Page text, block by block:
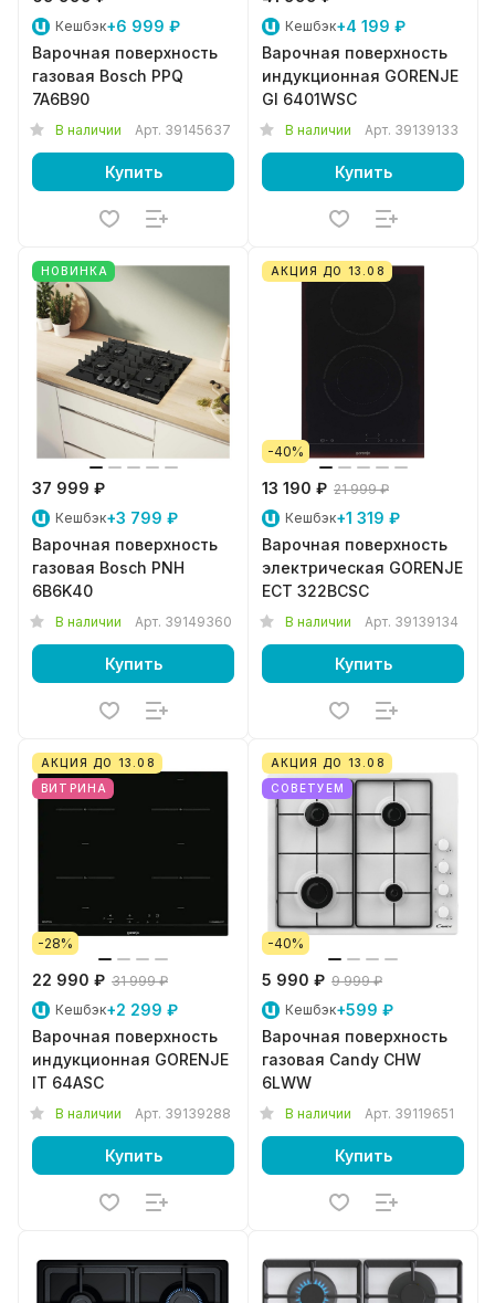
Кешбэк+6 999 ₽
Варочная поверхность
газовая Bosch PPQ
7A6B90
В наличии Арт. 39145637
Купить
Кешбэк+4 199 ₽
Варочная поверхность
индукционная GORENJE
GI 6401WSC
В наличии Арт. 39139133
Купить
НОВИНКА
37 999 ₽
Кешбэк+3 799 ₽
Варочная поверхность
газовая Bosch PNH
6B6K40
В наличии Арт. 39149360
Купить
АКЦИЯ ДО 13.08
-40%
13 190 ₽ 21 999 ₽
Кешбэк+1 319 ₽
Варочная поверхность
электрическая GORENJE
ECT 322BCSC
В наличии Арт. 39139134
Купить
АКЦИЯ ДО 13.08
ВИТРИНА
-28%
22 990 ₽ 31 999 ₽
Кешбэк+2 299 ₽
Варочная поверхность
индукционная GORENJE
IT 64ASC
В наличии Арт. 39139288
Купить
АКЦИЯ ДО 13.08
СОВЕТУЕМ
-40%
5 990 ₽ 9 999 ₽
Кешбэк+599 ₽
Варочная поверхность
газовая Candy CHW
6LWW
В наличии Арт. 39119651
Купить